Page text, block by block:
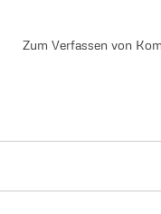
Zum Verfassen von